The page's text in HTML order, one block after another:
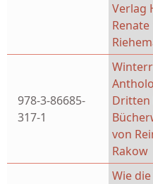
Verlag
978-3-86685-
317-1
Dritten
von
Rakow
Wie